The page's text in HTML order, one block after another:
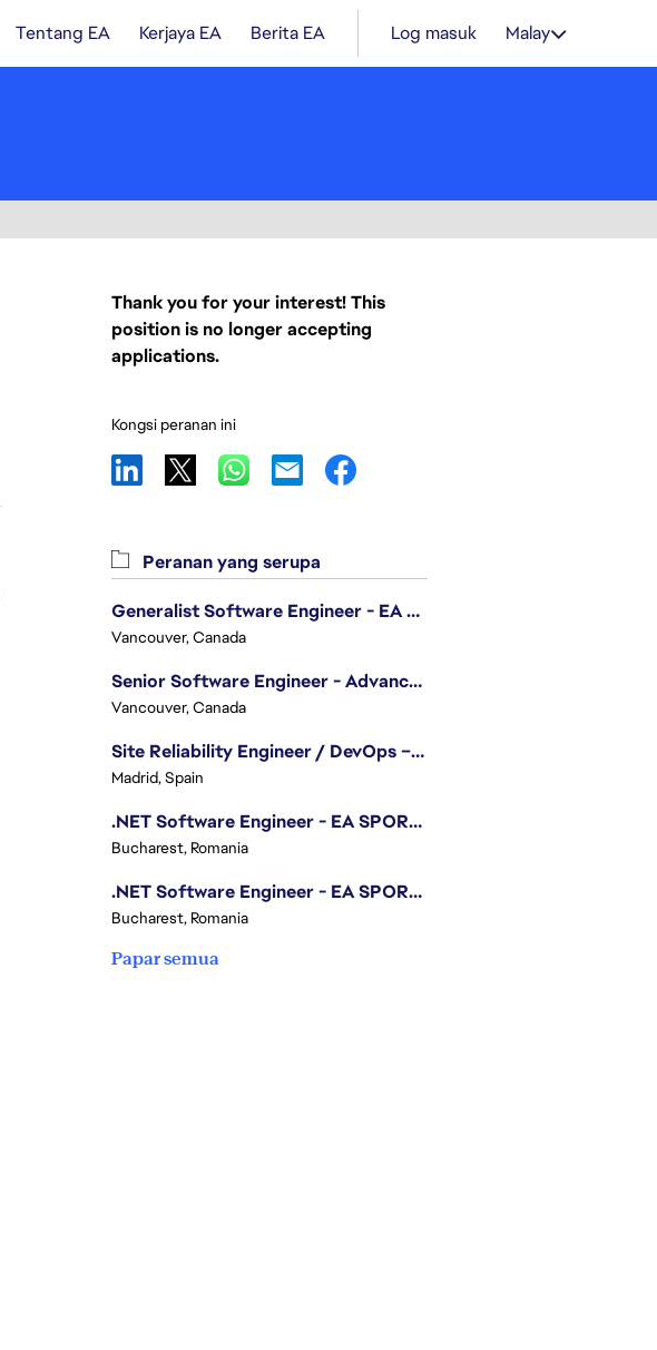
Tentang EA Kerjaya EA Berita EA Log masuk Malay
Thank you for your interest! This
position is no longer accepting
applications.
Kongsi peranan ini
Peranan yang serupa
Generalist Software Engineer - EA Sports FC
Vancouver, Canada
Senior Software Engineer - Advanced Technology Group
Vancouver, Canada
Site Reliability Engineer / DevOps – Localization
Madrid, Spain
.NET Software Engineer - EA SPORTS™ FC
Bucharest, Romania
.NET Software Engineer - EA SPORTS™ FC
Bucharest, Romania
Papar semua